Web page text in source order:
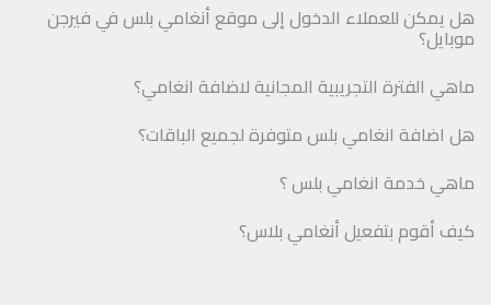
هل يمكن للعملاء الدخول إلى موقع أنغامي بلس في فيرجن
موبايل؟
ماهي الفترة التجريبية المجانية لاضافة انغامي؟
هل اضافة انغامي بلس متوفرة لجميع الباقات؟
ماهي خدمة انغامي بلس ؟
كيف أقوم بتفعيل أنغامي بلاس؟